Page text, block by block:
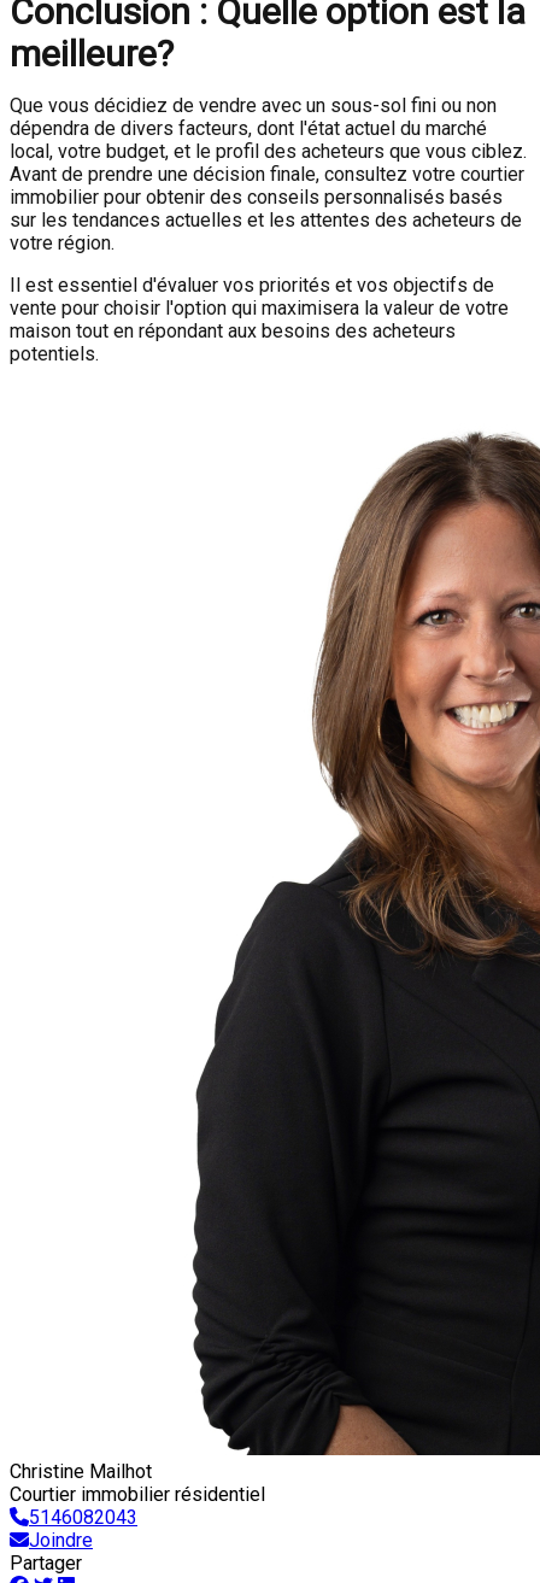
Conclusion : Quelle option est la
meilleure?
Que vous décidiez de vendre avec un sous-sol fini ou non
dépendra de divers facteurs, dont l'état actuel du marché
local, votre budget, et le profil des acheteurs que vous ciblez.
Avant de prendre une décision finale, consultez votre courtier
immobilier pour obtenir des conseils personnalisés basés
sur les tendances actuelles et les attentes des acheteurs de
votre région.
Il est essentiel d'évaluer vos priorités et vos objectifs de
vente pour choisir l'option qui maximisera la valeur de votre
maison tout en répondant aux besoins des acheteurs
potentiels.
Christine Mailhot
Courtier immobilier résidentiel
5146082043
Joindre
Partager